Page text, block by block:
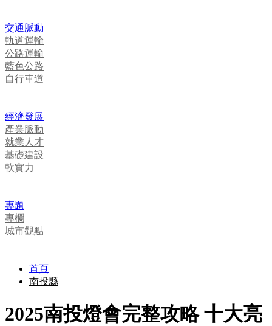
交通脈動
軌道運輸
公路運輸
藍色公路
自行車道
經濟發展
產業脈動
就業人才
基礎建設
軟實力
專題
專欄
城市觀點
首頁
南投縣
2025南投燈會完整攻略 十大亮